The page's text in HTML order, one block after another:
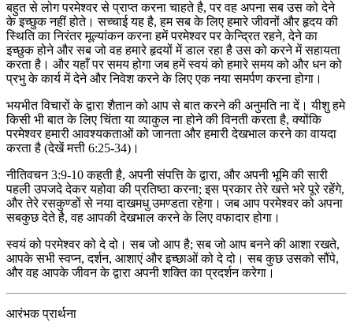
बहुत से लोग परमेश्वर से प्राप्त करना चाहते है, पर वह अपना सब उस को देने
के इच्छुक नहीं होते। सच्चाई यह है, हम सब के लिए हमारे जीवनों और हृदय की
स्थिति का निरंतर मूल्यांकन करना हमें परमेश्वर पर केन्द्रित रहने, देने का
इच्छुक होने और सब जो वह हमारे हृदयों में डाल रहा है उस को करने में सहायता
करता है। और यहाँ पर समय होगा जब हमें स्वयं को हमारे समय को और धन को
प्रभु के कार्य में देने और निवेश करने के लिए एक नया समर्पण करना होगा।
भयभीत विचारों के द्वारा शैतान को आप से बात करने की अनुमति ना दें। यीशु हमे
किसी भी बात के लिए चिंता या व्याकुल ना होने की विनती करता है, क्योंकि
परमेश्वर हमारी आवश्यकताओं को जानता और हमारी देखभाल करने का वायदा
करता है (देखें मत्ती 6:25-34)।
नीतिवचन 3:9-10 कहती है, अपनी संपत्ति के द्वारा, और अपनी भूमि की सारी
पहली उपजदे देकर यहोवा की प्रतिष्ठा करना; इस प्रकार तेरे खत्ते भरे पूरे रहेंगे,
और तेरे रसकुण्डों से नया दाखमधु उमण्डता रहेगा। जब आप परमेश्वर को अपना
सबकुछ देते है, वह आपकी देखभाल करने के लिए वफादार होगा।
स्वयं को परमेश्वर को दे दो। सब जो आप है; सब जो आप बनने की आशा रखते,
आपके सभी स्वप्न, दर्शन, आशाएं और इच्छाओं को दे दो। सब कुछ उसको सौंपे,
और वह आपके जीवन के द्वारा अपनी शक्ति का प्रदर्शन करेगा।
आरंभक प्रार्थना